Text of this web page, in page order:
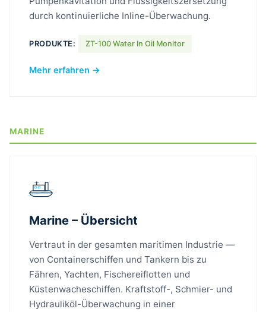
durch kontinuierliche Inline-Überwachung.
PRODUKTE: ZT-100 Water In Oil Monitor
Mehr erfahren →
MARINE
Marine – Übersicht
Vertraut in der gesamten maritimen Industrie —
von Containerschiffen und Tankern bis zu
Fähren, Yachten, Fischereiflotten und
Küstenwacheschiffen. Kraftstoff-, Schmier- und
Hydrauliköl-Überwachung in einer